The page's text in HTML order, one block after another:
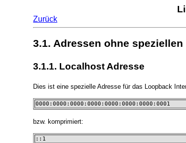
Zurück
3.1. Adressen ohne
3.1.1. Localhost Adresse
Dies ist eine spezielle Adresse für das Loopback
0000:0000:0000:0000:0000:0000:0000:0001
bzw. komprimiert:
::1